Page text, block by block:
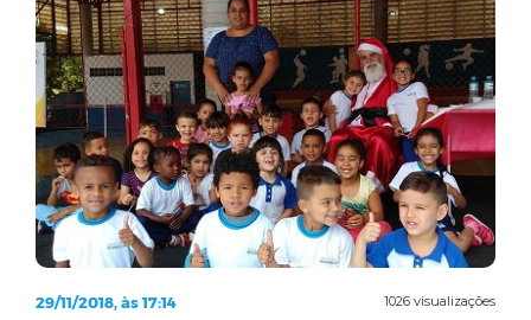
1026 visualizações
29/11/2018, às 17:14